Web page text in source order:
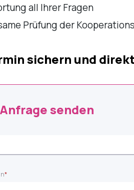
all Ihrer Fragen
Prüfung der
sichern und
senden
*